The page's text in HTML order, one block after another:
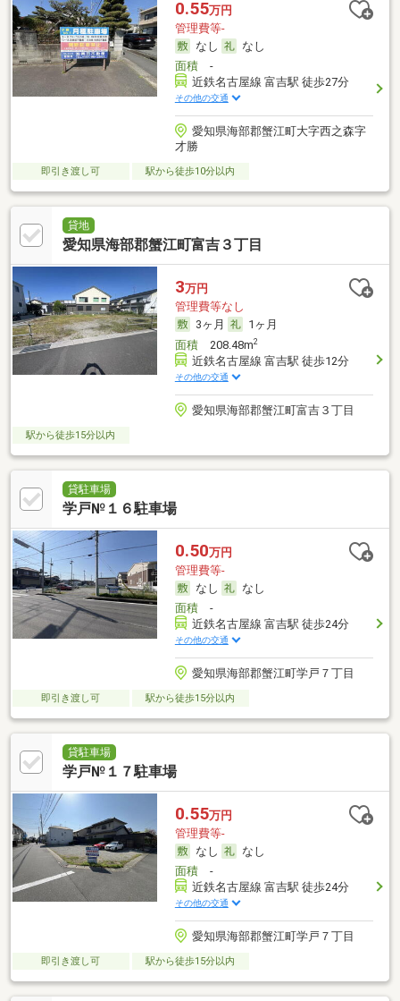
0.55万円
管理費等-
なし
なし
面積-
近鉄名古屋線 富吉駅 徒歩27分
その他の交通
愛知県海部郡蟹江町大字西之森字
才勝
即引き渡し可 駅から徒歩10分以内
貸地
愛知県海部郡蟹江町富吉３丁目
3万円
管理費等なし
3ヶ月
1ヶ月
面積208.48m2
近鉄名古屋線 富吉駅 徒歩12分
その他の交通
愛知県海部郡蟹江町富吉３丁目
駅から徒歩15分以内
貸駐車場
学戸№１６駐車場
0.50万円
管理費等-
なし
なし
面積-
近鉄名古屋線 富吉駅 徒歩24分
その他の交通
愛知県海部郡蟹江町学戸７丁目
即引き渡し可 駅から徒歩15分以内
貸駐車場
学戸№１７駐車場
0.55万円
管理費等-
なし
なし
面積-
近鉄名古屋線 富吉駅 徒歩24分
その他の交通
愛知県海部郡蟹江町学戸７丁目
即引き渡し可 駅から徒歩15分以内